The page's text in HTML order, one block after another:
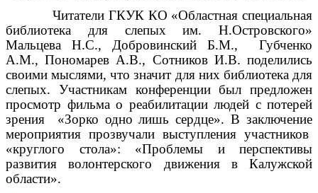
Читатели ГКУК КО «Областная специальная
библиотека для слепых им. Н.Островского»
Мальцева Н.С., Добровинский Б.М., Губченко
А.М., Пономарев А.В., Сотников И.В. поделились
своими мыслями, что значит для них библиотека для
слепых. Участникам конференции был предложен
просмотр фильма о реабилитации людей с потерей
зрения «Зорко одно лишь сердце». В заключение
мероприятия прозвучали выступления участников
«круглого стола»: «Проблемы и перспективы
развития волонтерского движения в Калужской
области».